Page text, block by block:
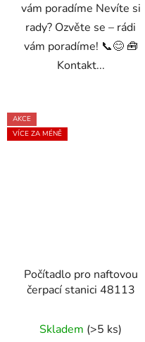
vám poradíme Nevíte si
rady? Ozvěte se – rádi
vám poradíme! 📞😊 🧰
Kontakt...
AKCE
VÍCE ZA MÉNĚ
Počítadlo pro naftovou
čerpací stanici 48113
Skladem (>5 ks)